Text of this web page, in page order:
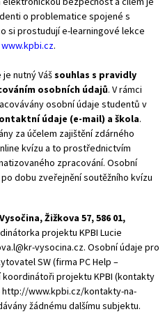
o problematice spojené s
si prostudují e-learningové lekce
www.kpbi.cz.
nutný Vášsouhlas s pravidly
osobních údajů. V rámci
osobní údaje studentů v
údaje (e-mail) a škola.
za účelem zajištění zdárného
kvízu a to prostřednictvím
zpracování. Osobní
dobu zveřejnění soutěžního kvízu
Žižkova 57, 586 01,
projektu KPBI Lucie
vysocina.cz. Osobní údaje pro
SW (firma PC Help –
koordinátoři projektu KPBI (kontakty
http://www.kpbi.cz/kontakty-na-
žádnému dalšímu subjektu.